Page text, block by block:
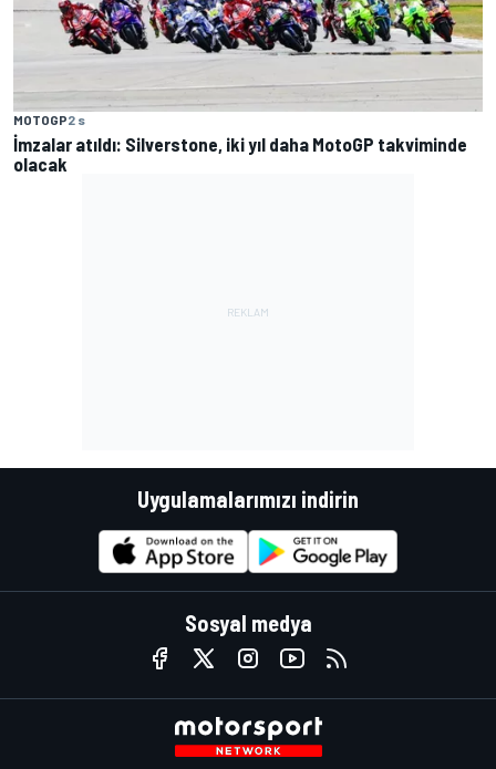
MOTOGP2 s
İmzalar atıldı: Silverstone, iki yıl daha MotoGP takviminde
olacak
Uygulamalarımızı indirin
Sosyal medya